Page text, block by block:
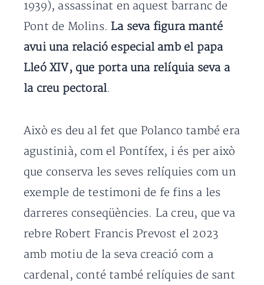
1939), assassinat en aquest barranc de
Pont de Molins. La seva figura manté
avui una relació especial amb el papa
Lleó XIV, que porta una relíquia seva a
la creu pectoral.
Això es deu al fet que Polanco també era
agustinià, com el Pontífex, i és per això
que conserva les seves relíquies com un
exemple de testimoni de fe fins a les
darreres conseqüències. La creu, que va
rebre Robert Francis Prevost el 2023
amb motiu de la seva creació com a
cardenal, conté també relíquies de sant